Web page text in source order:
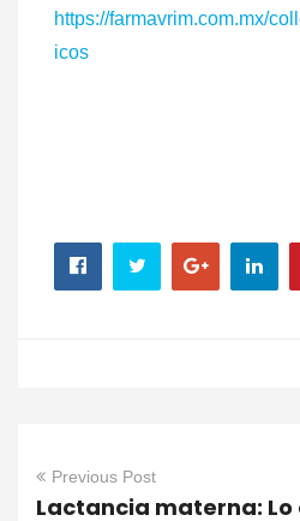
https://farmavrim.com.mx/
icos
Previous Post
Lactancia materna: